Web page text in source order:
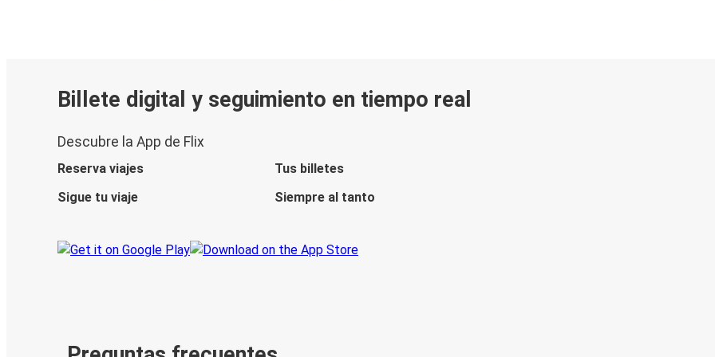
Billete digital y seguimiento en tiempo real
Descubre la App de Flix
Reserva viajes
Tus billetes
Sigue tu viaje
Siempre al tanto